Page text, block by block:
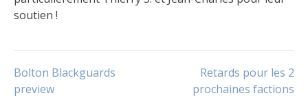
soutien !
Le
jeu
Extension,
Free
Navigation
Bolton Blackguards
preview
Retards pour les 2
prochaines factions